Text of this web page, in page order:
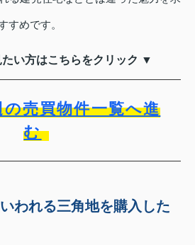
すめです。
い方はこちらをクリック ▼
の売買物件一覧へ進
む
われる三角地を購入した